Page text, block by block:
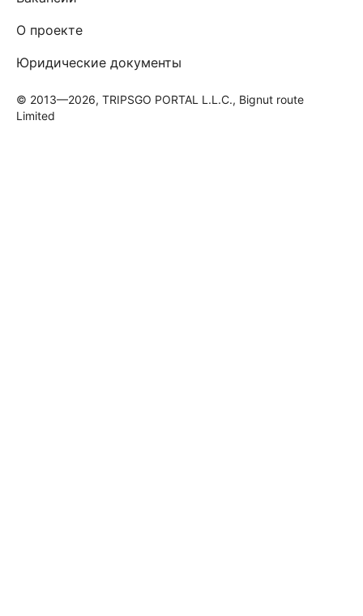
О проекте
Юридические документы
© 2013—2026, TRIPSGO PORTAL L.L.C., Bignut route
Limited